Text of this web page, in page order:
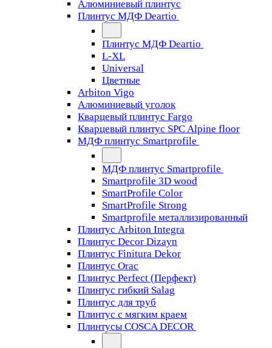
Алюминиевый плинтус
Плинтус МДФ Deartio
Плинтус МДФ Deartio
L-XL
Universal
Цветные
Arbiton Vigo
Алюминиевый уголок
Кварцевый плинтус Fargo
Кварцевый плинтус SPC Alpine floor
МДФ плинтус Smartprofile
МДФ плинтус Smartprofile
Smartprofile 3D wood
SmartProfile Color
SmartProfile Strong
Smartprofile металлизированный
Плинтус Arbiton Integra
Плинтус Decor Dizayn
Плинтус Finitura Dekor
Плинтус Orac
Плинтус Perfect (Перфект)
Плинтус гибкий Salag
Плинтус для труб
Плинтус с мягким краем
Плинтусы COSCA DECOR